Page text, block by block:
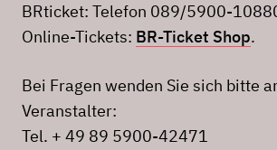
BRticket: Telefon 089/5900-
Online-Tickets: BR-Ticket Shop.
Bei Fragen wenden Sie sich bitte
Veranstalter:
Tel. + 49 89 5900-42471